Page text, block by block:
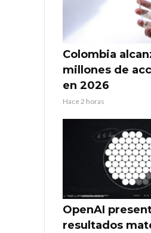
Colombia
millones de
en 2026
Hace 2 horas
OpenAI
resultados